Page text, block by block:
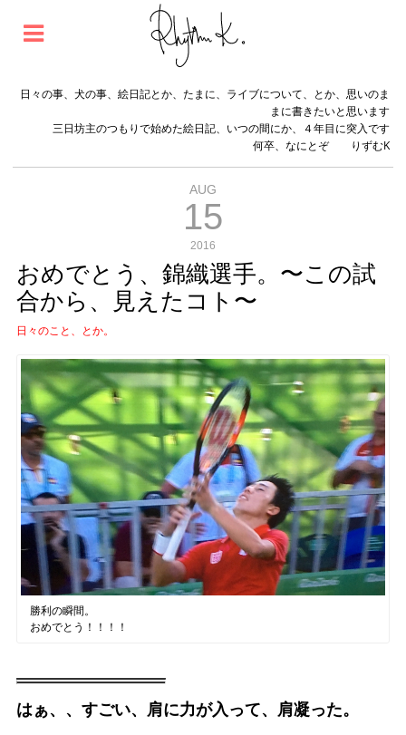
日々の事、犬の事、絵日記とか、たまに、ライブについて、とか、思いのま
まに書きたいと思います
三日坊主のつもりで始めた絵日記、いつの間にか、４年目に突入です
何卒、なにとぞ りずむK
AUG
15
2016
おめでとう、錦織選手。〜この試
合から、見えたコト〜
日々のこと、とか。
勝利の瞬間。
おめでとう！！！！
はぁ、、すごい、肩に力が入って、肩凝った。